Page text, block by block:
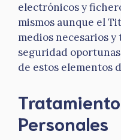
electrónicos y
mismos aunque el
medios necesarios y
seguridad
de estos elementos
Personales